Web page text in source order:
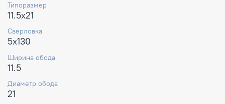
Типоразмер
11.5x21
Сверловка
5x130
Ширина обода
11.5
Диаметр обода
21